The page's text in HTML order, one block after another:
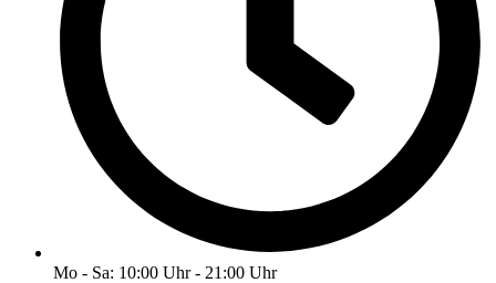
Mo - Sa: 10:00 Uhr - 21:00 Uhr